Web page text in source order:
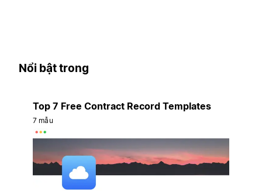
Nổi bật trong
Top 7 Free Contract Record Templates
7 mẫu